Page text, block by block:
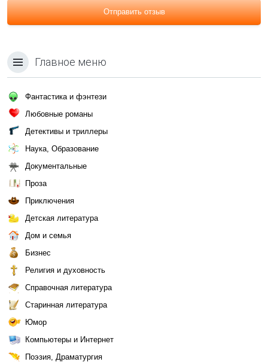
Отправить отзыв
Главное меню
Фантастика и фэнтези
Любовные романы
Детективы и триллеры
Наука, Образование
Документальные
Проза
Приключения
Детская литература
Дом и семья
Бизнес
Религия и духовность
Справочная литература
Старинная литература
Юмор
Компьютеры и Интернет
Поэзия, Драматургия